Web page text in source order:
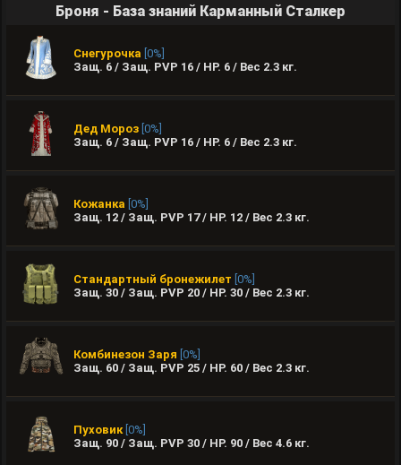
Броня - База знаний Карманный Сталкер
Снегурочка [0%]
Защ. 6 / Защ. PVP 16 / HP. 6 / Вес 2.3 кг.
Дед Мороз [0%]
Защ. 6 / Защ. PVP 16 / HP. 6 / Вес 2.3 кг.
Кожанка [0%]
Защ. 12 / Защ. PVP 17 / HP. 12 / Вес 2.3 кг.
Стандартный бронежилет [0%]
Защ. 30 / Защ. PVP 20 / HP. 30 / Вес 2.3 кг.
Комбинезон Заря [0%]
Защ. 60 / Защ. PVP 25 / HP. 60 / Вес 2.3 кг.
Пуховик [0%]
Защ. 90 / Защ. PVP 30 / HP. 90 / Вес 4.6 кг.